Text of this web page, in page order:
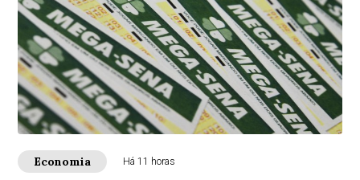
Economia Há 11 horas